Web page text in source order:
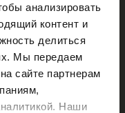
анализировать
контент и
делиться
Мы передаем
сайте партнерам
Наши